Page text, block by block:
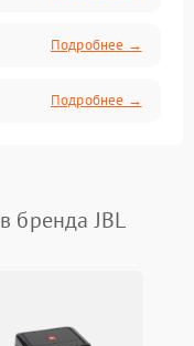
Подробнее →
Подробнее →
бренда JBL